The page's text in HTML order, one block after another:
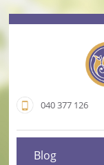
040 377 126
Blog